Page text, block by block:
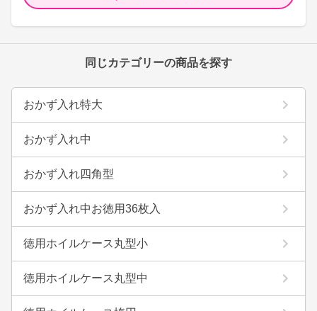
同じカテゴリーの商品を探す
おかず入れ特大
おかず入れ中
おかず入れ四角型
おかず入れ中お徳用36枚入
徳用ホイルケース丸型小
徳用ホイルケース丸型中